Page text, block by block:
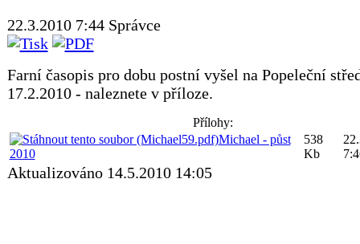
22.3.2010 7:44 Správce
Farní časopis pro dobu postní vyšel na Popeleční
17.2.2010 - naleznete v příloze.
Přílohy:
Michael - půst
2010
538
Kb
Aktualizováno 14.5.2010 14:05